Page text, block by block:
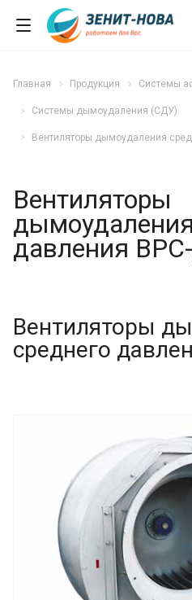
Главная Продукция Системы
Системы дымоудаления (СДУ)
Вентиляторы дымоудаления
Вентиляторы
давления
Вентиляторы
среднего